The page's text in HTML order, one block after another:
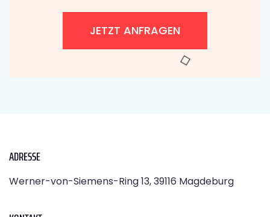
JETZT ANFRAGEN
ADRESSE
Werner-von-Siemens-Ring 13, 39116 Magdeburg